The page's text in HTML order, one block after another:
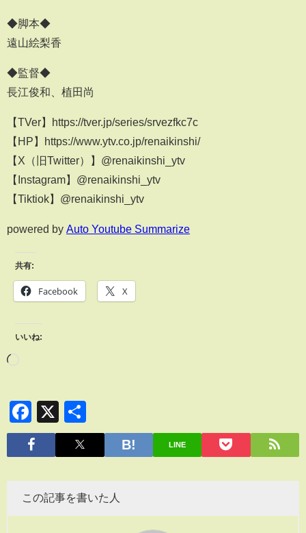
◆脚本◆
遠山絵梨香
◆監督◆
長江俊和、植田尚
【TVer】https://tver.jp/series/srvezfkc7c
【HP】https://www.ytv.co.jp/renaikinshi/
【X（旧Twitter）】@renaikinshi_ytv
【Instagram】@renaikinshi_ytv
【Tiktiok】@renaikinshi_ytv
powered by Auto Youtube Summarize
共有:
Facebook X
いいね:
Facebook
X
有
LINE
この記事を書いた人